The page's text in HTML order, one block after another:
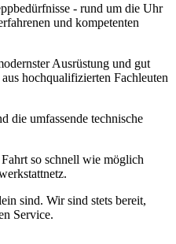
- rund um die Uhr
und kompetenten
Ausrüstung und gut
hochqualifizierten Fachleuten
die umfassende technische
so schnell wie möglich
sind. Wir sind stets bereit,
Service.